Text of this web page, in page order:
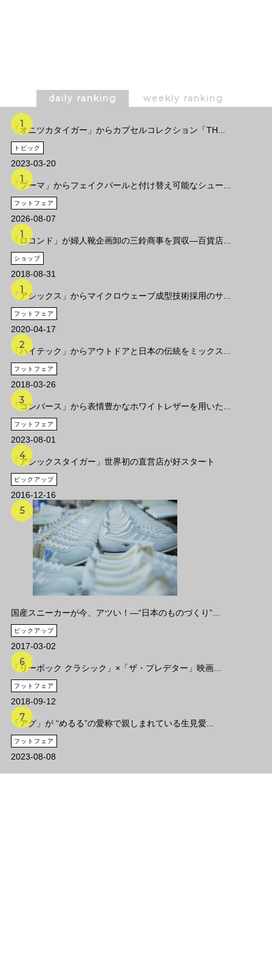
daily ranking weekly ranking
「オニツカタイガー」からカプセルコレクション「TH...
トピック
2023-03-20
「プーマ」からフェイクパールと付け替え可能なシュー...
フットフェア
2026-08-07
「ロコンド」が婦人靴企画卸の三鈴商事を買収―百貨店...
ショップ
2018-08-31
「アシックス」からマイクロウェーブ成型技術採用のサ...
フットフェア
2020-04-17
「ハイテック」からアウトドアと日本の伝統をミックス...
フットフェア
2018-03-26
「コンバース」から表情豊かなホワイトレザーを用いた...
フットフェア
2023-08-01
「アシックスタイガー」世界初の直営店が好スタート
ピックアップ
2016-12-16
国産スニーカーが今、アツい！―“日本のものづくり”...
ピックアップ
2017-03-02
「リーボック クラシック」×「ザ・プレデター」映画...
フットフェア
2018-09-12
「アグ」が “めるる”の愛称で親しまれている生見愛...
フットフェア
2023-08-08